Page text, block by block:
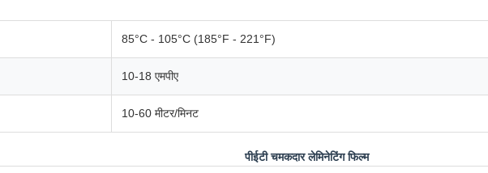
85°C - 105°C (185°F - 221°F)
10-18 एमपीए
10-60 मीटर/मिनट
पीईटी चमकदार लेमिनेटिंग फिल्म